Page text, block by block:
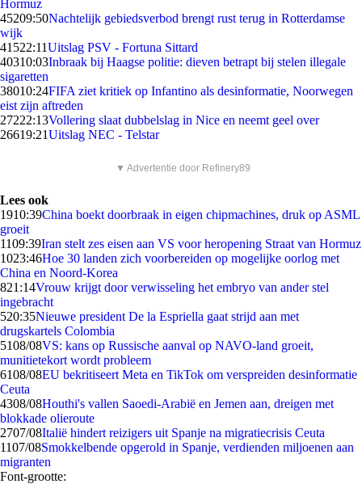
Hormuz
45209:50Nachtelijk gebiedsverbod brengt rust terug in Rotterdamse
wijk
41522:11Uitslag PSV - Fortuna Sittard
40310:03Inbraak bij Haagse politie: dieven betrapt bij stelen illegale
sigaretten
38010:24FIFA ziet kritiek op Infantino als desinformatie, Noorwegen
eist zijn aftreden
27222:13Vollering slaat dubbelslag in Nice en neemt geel over
26619:21Uitslag NEC - Telstar
▼ Advertentie door Refinery89
Lees ook
1910:39China boekt doorbraak in eigen chipmachines, druk op ASML
groeit
1109:39Iran stelt zes eisen aan VS voor heropening Straat van Hormuz
1023:46Hoe 30 landen zich voorbereiden op mogelijke oorlog met
China en Noord-Korea
821:14Vrouw krijgt door verwisseling het embryo van ander stel
ingebracht
520:35Nieuwe president De la Espriella gaat strijd aan met
drugskartels Colombia
5108/08VS: kans op Russische aanval op NAVO-land groeit,
munitietekort wordt probleem
6108/08EU bekritiseert Meta en TikTok om verspreiden desinformatie
Ceuta
4308/08Houthi's vallen Saoedi-Arabië en Jemen aan, dreigen met
blokkade olieroute
2707/08Italië hindert reizigers uit Spanje na migratiecrisis Ceuta
1107/08Smokkelbende opgerold in Spanje, verdienden miljoenen aan
migranten
Font-grootte: